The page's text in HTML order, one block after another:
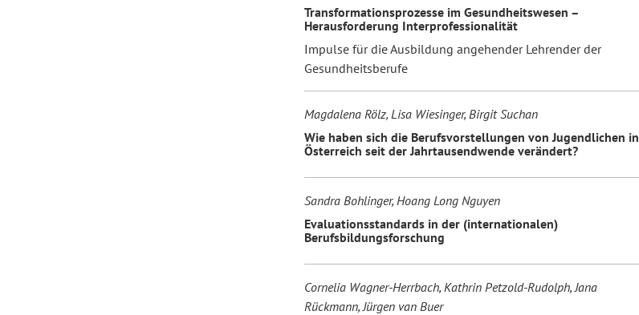
Transformationsprozesse im Gesundheitswesen –
Herausforderung Interprofessionalität
Impulse für die Ausbildung angehender Lehrender der
Gesundheitsberufe
Magdalena Rölz, Lisa Wiesinger, Birgit Suchan
Wie haben sich die Berufsvorstellungen von Jugendlichen in
Österreich seit der Jahrtausendwende verändert?
Sandra Bohlinger, Hoang Long Nguyen
Evaluationsstandards in der (internationalen)
Berufsbildungsforschung
Cornelia Wagner-Herrbach, Kathrin Petzold-Rudolph, Jana
Rückmann, Jürgen van Buer